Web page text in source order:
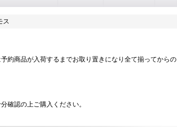
ス
約商品が入荷するまでお取り置きになり全て揃ってからの
確認の上ご購入ください。